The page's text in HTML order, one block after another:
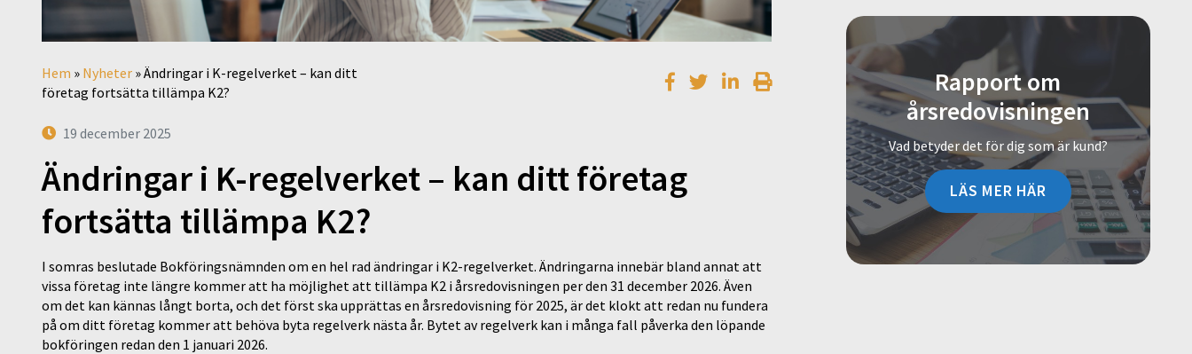
Hem » Nyheter »Ändringar i K-regelverket – kan ditt
företag fortsätta tillämpa K2?
19 december 2025
Ändringar i K-regelverket – kan ditt företag
fortsätta tillämpa K2?
I somras beslutade Bokföringsnämnden om en hel rad ändringar i K2-regelverket. Ändringarna innebär bland annat att
vissa företag inte längre kommer att ha möjlighet att tillämpa K2 i årsredovisningen per den 31 december 2026. Även
om det kan kännas långt borta, och det först ska upprättas en årsredovisning för 2025, är det klokt att redan nu fundera
på om ditt företag kommer att behöva byta regelverk nästa år. Bytet av regelverk kan i många fall påverka den löpande
bokföringen redan den 1 januari 2026.
Rapport om
årsredovisningen
Vad betyder det för dig som är kund?
LÄS MER HÄR